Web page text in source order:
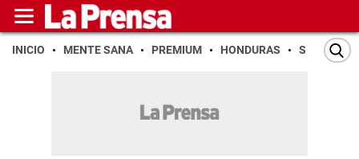
INICIO MENTE SANA PREMIUM HONDURAS SAN PEDRO